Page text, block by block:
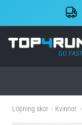
Löpning skor Kvinnor